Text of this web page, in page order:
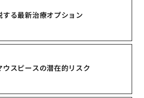
る最新治療オプション
スピースの潜在的リスク